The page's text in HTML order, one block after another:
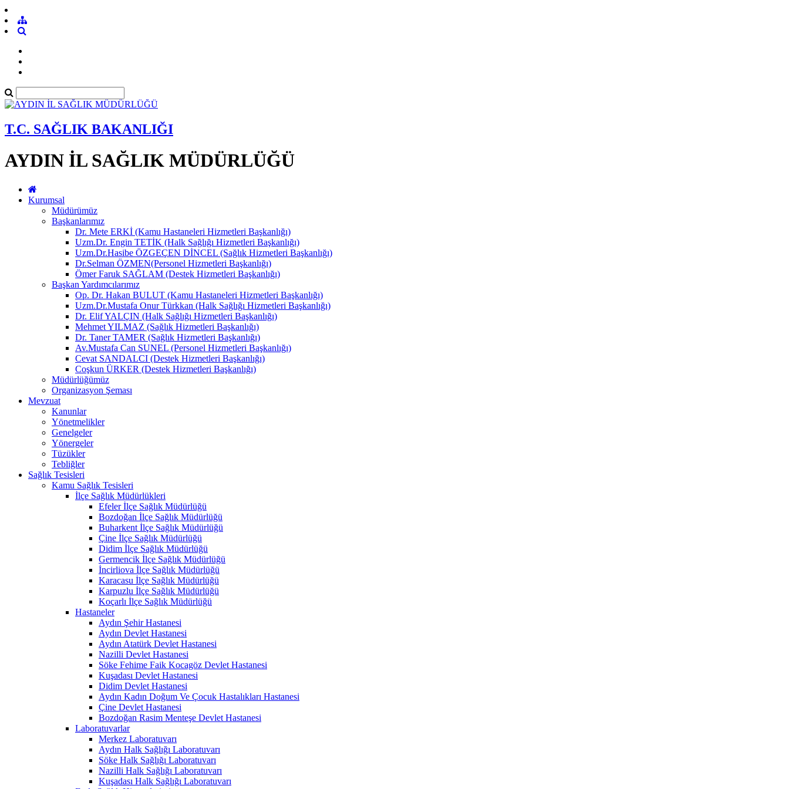
T.C. SAĞLIK BAKANLIĞI
AYDIN İL SAĞLIK MÜDÜRLÜĞÜ
Kurumsal
Müdürümüz
Başkanlarımız
Dr. Mete ERKİ (Kamu Hastaneleri Hizmetleri Başkanlığı)
Uzm.Dr. Engin TETİK (Halk Sağlığı Hizmetleri Başkanlığı)
Uzm.Dr.Hasibe ÖZGEÇEN DİNCEL (Sağlık Hizmetleri Başkanlığı)
Dr.Selman ÖZMEN(Personel Hizmetleri Başkanlığı)
Ömer Faruk SAĞLAM (Destek Hizmetleri Başkanlığı)
Başkan Yardımcılarımız
Op. Dr. Hakan BULUT (Kamu Hastaneleri Hizmetleri Başkanlığı)
Uzm.Dr.Mustafa Onur Türkkan (Halk Sağlığı Hizmetleri Başkanlığı)
Dr. Elif YALÇIN (Halk Sağlığı Hizmetleri Başkanlığı)
Mehmet YILMAZ (Sağlık Hizmetleri Başkanlığı)
Dr. Taner TAMER (Sağlık Hizmetleri Başkanlığı)
Av.Mustafa Can SUNEL (Personel Hizmetleri Başkanlığı)
Cevat SANDALCI (Destek Hizmetleri Başkanlığı)
Coşkun ÜRKER (Destek Hizmetleri Başkanlığı)
Müdürlüğümüz
Organizasyon Şeması
Mevzuat
Kanunlar
Yönetmelikler
Genelgeler
Yönergeler
Tüzükler
Tebliğler
Sağlık Tesisleri
Kamu Sağlık Tesisleri
İlçe Sağlık Müdürlükleri
Efeler İlçe Sağlık Müdürlüğü
Bozdoğan İlçe Sağlık Müdürlüğü
Buharkent İlçe Sağlık Müdürlüğü
Çine İlçe Sağlık Müdürlüğü
Didim İlçe Sağlık Müdürlüğü
Germencik İlçe Sağlık Müdürlüğü
İncirliova İlçe Sağlık Müdürlüğü
Karacasu İlçe Sağlık Müdürlüğü
Karpuzlu İlçe Sağlık Müdürlüğü
Koçarlı İlçe Sağlık Müdürlüğü
Hastaneler
Aydın Şehir Hastanesi
Aydın Devlet Hastanesi
Aydın Atatürk Devlet Hastanesi
Nazilli Devlet Hastanesi
Söke Fehime Faik Kocagöz Devlet Hastanesi
Kuşadası Devlet Hastanesi
Didim Devlet Hastanesi
Aydın Kadın Doğum Ve Çocuk Hastalıkları Hastanesi
Çine Devlet Hastanesi
Bozdoğan Rasim Menteşe Devlet Hastanesi
Laboratuvarlar
Merkez Laboratuvarı
Aydın Halk Sağlığı Laboratuvarı
Söke Halk Sağlığı Laboratuvarı
Nazilli Halk Sağlığı Laboratuvarı
Kuşadası Halk Sağlığı Laboratuvarı